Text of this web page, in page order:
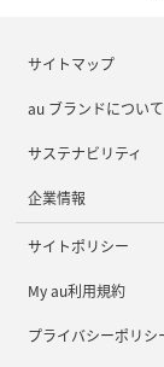
サイトマップ
au ブランドについて
サステナビリティ
企業情報
サイトポリシー
My au利用規約
プライバシーポリシ